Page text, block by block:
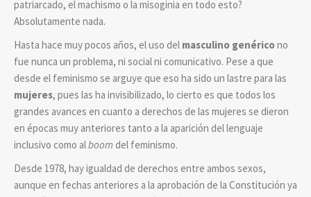
patriarcado, el machismo o la misoginia en todo esto?
Absolutamente nada.
Hasta hace muy pocos años, el uso del masculino genéricono
fue nunca un problema, ni social ni comunicativo. Pese a que
desde el feminismo se arguye que eso ha sido un lastre para las
mujeres, pues las ha invisibilizado, lo cierto es que todos los
grandes avances en cuanto a derechos de las mujeres se dieron
en épocas muy anteriores tanto a la aparición del lenguaje
inclusivo como alboom del feminismo.
Desde 1978, hay igualdad de derechos entre ambos sexos,
aunque en fechas anteriores a la aprobación de la Constitución ya